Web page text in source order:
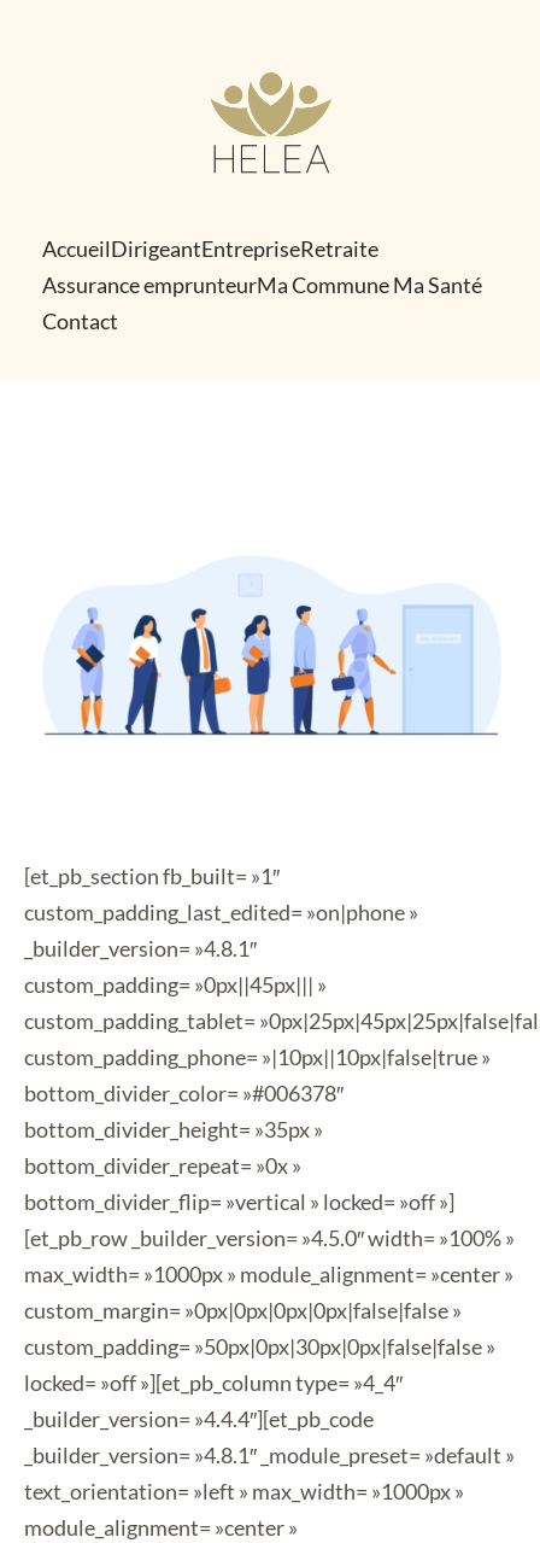
AccueilDirigeantEntrepriseRetraite
Assurance emprunteurMa Commune Ma Santé
Contact
[et_pb_section fb_built= »1″
custom_padding_last_edited= »on|phone »
_builder_version= »4.8.1″
custom_padding= »0px||45px||| »
custom_padding_tablet=
custom_padding_phone= »|10px||10px|false|true »
bottom_divider_color= »#006378″
bottom_divider_height= »35px »
bottom_divider_repeat= »0x »
bottom_divider_flip= »vertical » locked= »off »]
[et_pb_row _builder_version= »4.5.0″ width= »100% »
max_width= »1000px » module_alignment= »center »
custom_margin= »0px|0px|0px|0px|false|false »
custom_padding= »50px|0px|30px|0px|false|false »
locked= »off »][et_pb_column type= »4_4″
_builder_version= »4.4.4″][et_pb_code
_builder_version= »4.8.1″ _module_preset= »default »
text_orientation= »left » max_width= »1000px »
module_alignment= »center »